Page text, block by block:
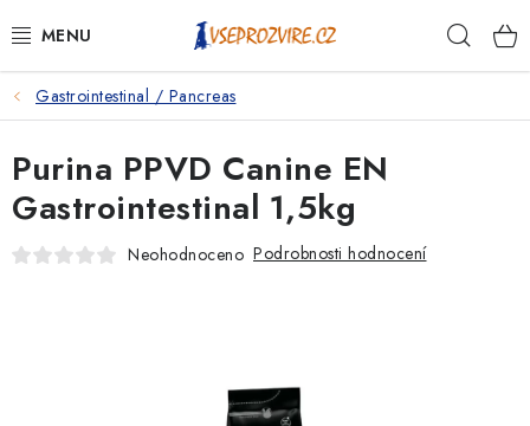
na
PSI
KOČKY
KONĚ
Gastrointestinal / Pancreas
Purina PPVD Canine EN
Gastrointestinal 1,5kg
Neohodnoceno Podrobnosti hodnocení